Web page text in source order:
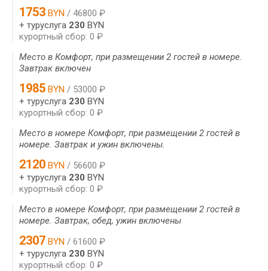
1753 BYN / 46800 ₽
+ туруслуга 230 BYN
курортный сбор: 0 ₽
Место в Комфорт, при размещении 2 гостей в номере.
Завтрак включен
1985 BYN / 53000 ₽
+ туруслуга 230 BYN
курортный сбор: 0 ₽
Место в номере Комфорт, при размещении 2 гостей в
номере. Завтрак и ужин включены.
2120 BYN / 56600 ₽
+ туруслуга 230 BYN
курортный сбор: 0 ₽
Место в номере Комфорт, при размещении 2 гостей в
номере. Завтрак, обед, ужин включены
2307 BYN / 61600 ₽
+ туруслуга 230 BYN
курортный сбор: 0 ₽